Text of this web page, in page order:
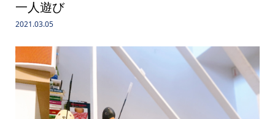
一人遊び
2021.03.05